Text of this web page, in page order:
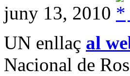
juny 13, 2010
UN enllaç al
Nacional de